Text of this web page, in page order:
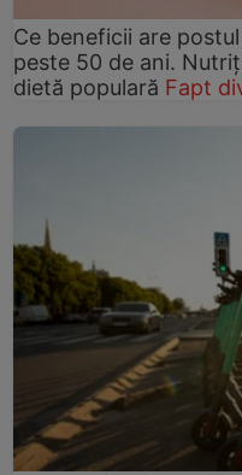
Ce beneficii are
peste 50 de ani.
dietă populară Fapt